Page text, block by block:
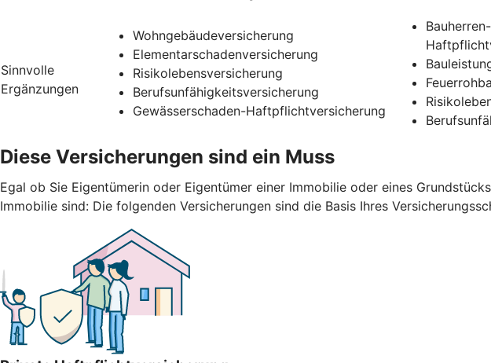
Sinnvolle
Ergänzungen
Wohngebäudeversicherung
Elementarschadenversicherung
Risikolebensversicherung
Berufsunfähigkeitsversicherung
Gewässerschaden-Haftpflichtversicherung
Bauherren-
Diese Versicherungen sind ein Muss
Egal ob Sie Eigentümerin oder Eigentümer einer Immobilie oder eines
Immobilie sind: Die folgenden Versicherungen sind die Basis Ihres